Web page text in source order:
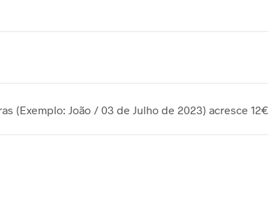
(Exemplo: João / 03 de Julho de 2023) acresce 12€